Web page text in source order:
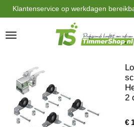
Ga
direct
naar
de
Klantenservice op werkdagen
2
€